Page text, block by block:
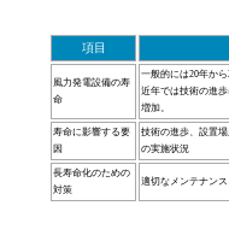
項目
風力発電設備の寿
命
一般的には20年から
近年では技術の進
増加。
寿命に影響する要
因
技術の進歩、設置
の実施状況
長寿命化のための
対策
適切なメンテナン